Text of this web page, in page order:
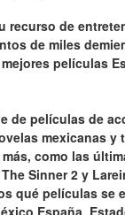
recurso de
de miles
películas
de películas de
mexicanas y
como las
Sinner 2 y
qué películas se